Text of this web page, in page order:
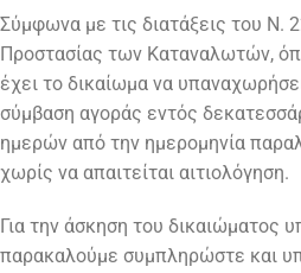
Σύμφωνα με τις διατάξεις του Ν.
Προστασίας των Καταναλωτών,
έχει το δικαίωμα να
σύμβαση αγοράς εντός
ημερών από την ημερομηνία
χωρίς να απαιτείται αιτιολόγηση.
Για την άσκηση του δικαιώματος
παρακαλούμε συμπληρώστε και